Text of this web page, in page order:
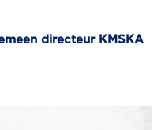
directeur KMSKA